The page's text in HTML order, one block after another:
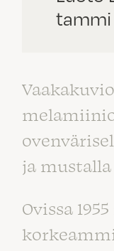
tammi
ja
Ovissa